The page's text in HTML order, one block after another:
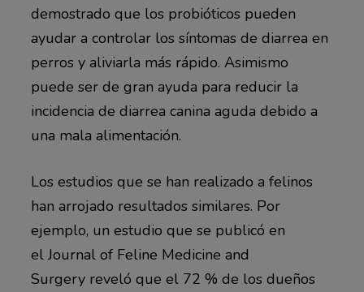
demostrado que los probióticos pueden
ayudar a controlar los síntomas de diarrea en
perros y aliviarla más rápido. Asimismo
puede ser de gran ayuda para reducir la
incidencia de diarrea canina aguda debido a
una mala alimentación.
Los estudios que se han realizado a felinos
han arrojado resultados similares. Por
ejemplo, un estudio que se publicó en
el Journal of Feline Medicine and
Surgery reveló que el 72 % de los dueños